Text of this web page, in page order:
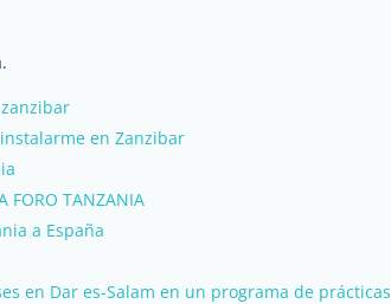
en Zanzibar
FORO TANZANIA
a España
en Dar es-Salam en un programa de prácticas